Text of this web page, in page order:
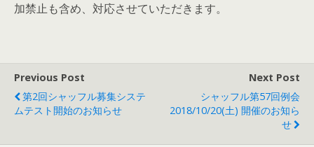
加禁止も含め、対応させていただきます。
Previous Post
第2回シャッフル募集システ
ムテスト開始のお知らせ
Next Post
シャッフル第57回例会
2018/10/20(土) 開催のお知ら
せ